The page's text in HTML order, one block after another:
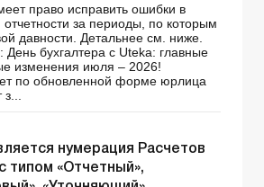
право исправить ошибки в
за периоды, по которым
давности. Детальнее см. ниже.
бухгалтера с Uteka: главные
изменения июля – 2026!
по обновленной форме юрлица
нумерация Расчетов
«Отчетный»,